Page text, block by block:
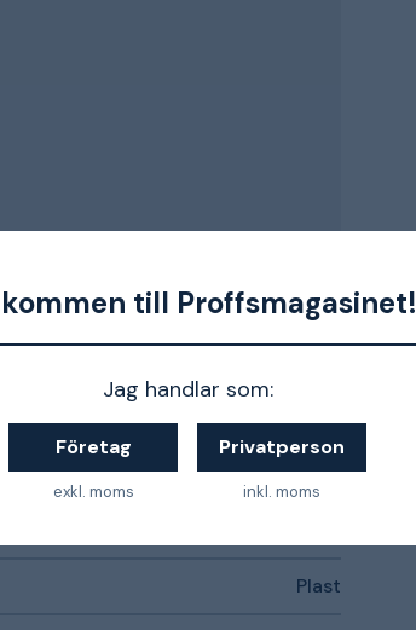
till Proffsmagasinet!
Jag handlar som:
Företag
exkl. moms
Privatperson
inkl. moms
12,5 mm
0,53 kg
Plast